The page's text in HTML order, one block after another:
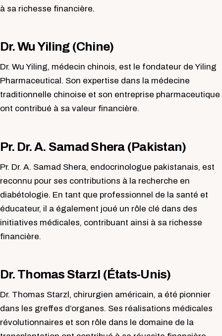
à sa richesse financière.
Dr. Wu Yiling (Chine)
Dr. Wu Yiling, médecin chinois, est le fondateur de Yiling
Pharmaceutical. Son expertise dans la médecine
traditionnelle chinoise et son entreprise pharmaceutique
ont contribué à sa valeur financière.
Pr. Dr. A. Samad Shera (Pakistan)
Pr. Dr. A. Samad Shera, endocrinologue pakistanais, est
reconnu pour ses contributions à la recherche en
diabétologie. En tant que professionnel de la santé et
éducateur, il a également joué un rôle clé dans des
initiatives médicales, contribuant ainsi à sa richesse
financière.
Dr. Thomas Starzl (États-Unis)
Dr. Thomas Starzl, chirurgien américain, a été pionnier
dans les greffes d’organes. Ses réalisations médicales
révolutionnaires et son rôle dans le domaine de la